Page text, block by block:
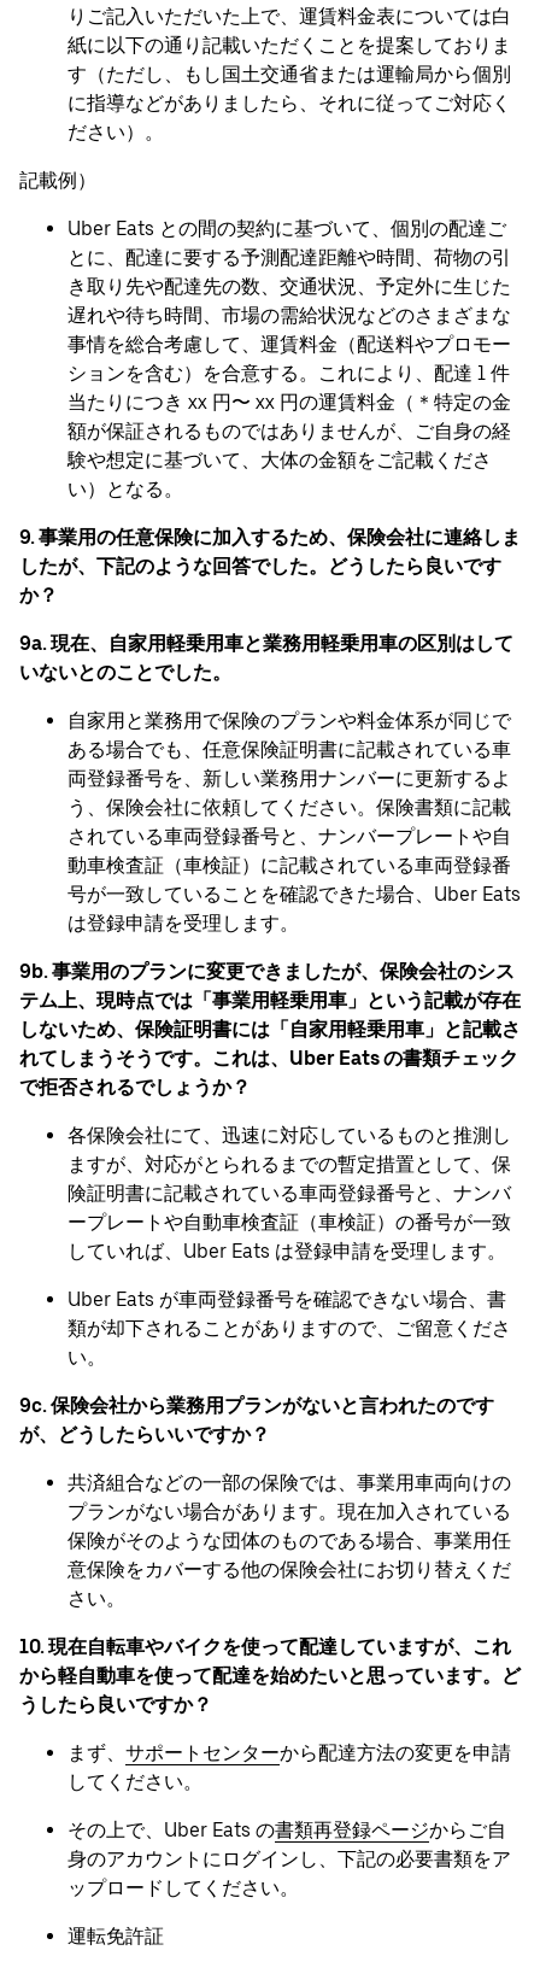
りご記入いただいた上で、運賃料金表については白
紙に以下の通り記載いただくことを提案しておりま
す（ただし、もし国土交通省または運輸局から個別
に指導などがありましたら、それに従ってご対応く
ださい）。
記載例）
Uber Eats との間の契約に基づいて、個別の配達ご
とに、配達に要する予測配達距離や時間、荷物の引
き取り先や配達先の数、交通状況、予定外に生じた
遅れや待ち時間、市場の需給状況などのさまざまな
事情を総合考慮して、運賃料金（配送料やプロモー
ションを含む）を合意する。これにより、配達 1 件
当たりにつき xx 円〜 xx 円の運賃料金（＊特定の金
額が保証されるものではありませんが、ご自身の経
験や想定に基づいて、大体の金額をご記載くださ
い）となる。
9. 事業用の任意保険に加入するため、保険会社に連絡しま
したが、下記のような回答でした。どうしたら良いです
か？
9a. 現在、自家用軽乗用車と業務用軽乗用車の区別はして
いないとのことでした。
自家用と業務用で保険のプランや料金体系が同じで
ある場合でも、任意保険証明書に記載されている車
両登録番号を、新しい業務用ナンバーに更新するよ
う、保険会社に依頼してください。保険書類に記載
されている車両登録番号と、ナンバープレートや自
動車検査証（車検証）に記載されている車両登録番
号が一致していることを確認できた場合、Uber Eats
は登録申請を受理します。
9b. 事業用のプランに変更できましたが、保険会社のシス
テム上、現時点では「事業用軽乗用車」という記載が存在
しないため、保険証明書には「自家用軽乗用車」と記載さ
れてしまうそうです。これは、Uber Eats の書類チェック
で拒否されるでしょうか？
各保険会社にて、迅速に対応しているものと推測し
ますが、対応がとられるまでの暫定措置として、保
険証明書に記載されている車両登録番号と、ナンバ
ープレートや自動車検査証（車検証）の番号が一致
していれば、Uber Eats は登録申請を受理します。
Uber Eats が車両登録番号を確認できない場合、書
類が却下されることがありますので、ご留意くださ
い。
9c. 保険会社から業務用プランがないと言われたのです
が、どうしたらいいですか？
共済組合などの一部の保険では、事業用車両向けの
プランがない場合があります。現在加入されている
保険がそのような団体のものである場合、事業用任
意保険をカバーする他の保険会社にお切り替えくだ
さい。
10. 現在自転車やバイクを使って配達していますが、これ
から軽自動車を使って配達を始めたいと思っています。ど
うしたら良いですか？
まず、 サポートセンターから配達方法の変更を申請
してください。
その上で、Uber Eats の書類再登録ページからご自
身のアカウントにログインし、下記の必要書類をア
ップロードしてください。
運転免許証